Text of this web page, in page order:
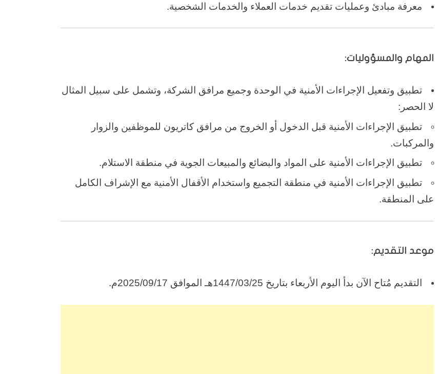
معرفة مبادئ وعمليات تقديم خدمات العملاء والخدمات الشخصية.
المهام والمسؤوليات:
تطبيق وتفعيل الإجراءات الأمنية في الوحدة وجميع مرافق الشركة، وتشمل على سبيل المثال
لا الحصر:
تطبيق الإجراءات الأمنية قبل الدخول أو الخروج من مرافق كاتريون للموظفين والزوار
والمركبات.
تطبيق الإجراءات الأمنية على المواد والبضائع والمبيعات الجوية في منطقة الاستلام.
تطبيق الإجراءات الأمنية في منطقة التجميع واستخدام الأقفال الأمنية مع الإشراف الكامل
على المنطقة.
موعد التقديم:
التقديم مُتاح الآن بدأ اليوم الأربعاء بتاريخ 1447/03/25هـ الموافق 2025/09/17م.